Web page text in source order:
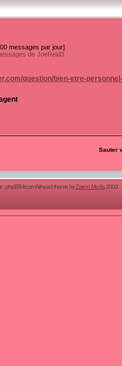
messages par jour]
de JoeReid3
question/bien-etre-
Sauter
:phpBB-fr.comAirhead theme byZarron Media2003